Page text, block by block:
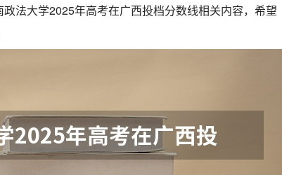
法大学2025年高考在广西投档分数线相关内容，希望